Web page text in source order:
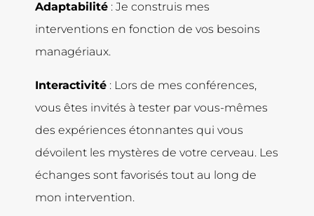
Adaptabilité : Je construis mes
interventions en fonction de vos besoins
managériaux.
Interactivité : Lors de mes conférences,
vous êtes invités à tester par vous-mêmes
des expériences étonnantes qui vous
dévoilent les mystères de votre cerveau. Les
échanges sont favorisés tout au long de
mon intervention.